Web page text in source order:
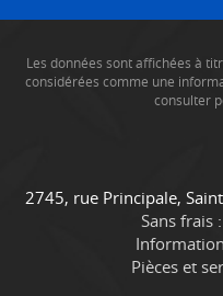
Les données sont affichées à
considérées comme une
consulter
2745, rue Principale,
Sans frais :
Pièces et